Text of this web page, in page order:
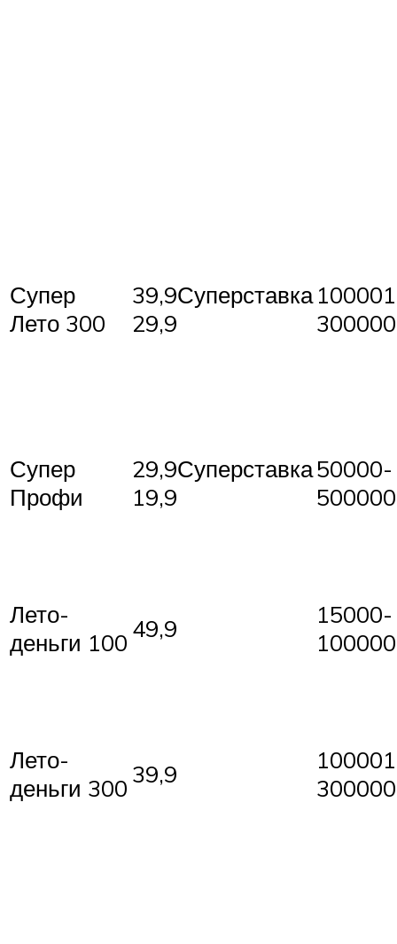
Супер
Лето 300
39,9Суперставка
29,9
300000
Супер
Профи
29,9Суперставка
19,9
50000-
500000
Лето-
деньги 100 49,9
15000-
100000
Лето-
деньги 300 39,9
300000